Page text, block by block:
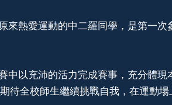
熱愛運動的中二羅同學，是第一次
以充沛的活力完成賽事，充分體現
全校師生繼續挑戰自我，在運動場